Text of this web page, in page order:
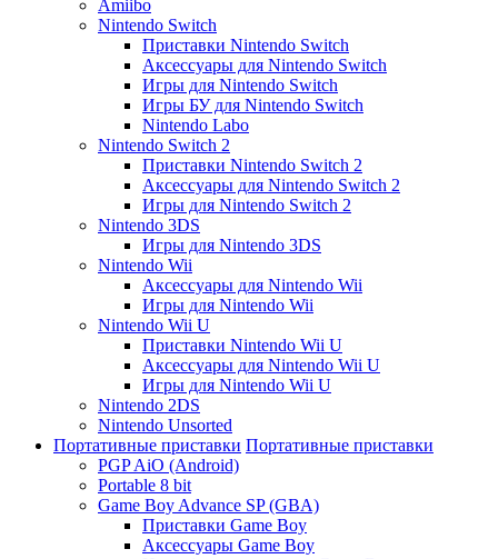
Amiibo
Nintendo Switch
Приставки Nintendo Switch
Аксессуары для Nintendo Switch
Игры для Nintendo Switch
Игры БУ для Nintendo Switch
Nintendo Labo
Nintendo Switch 2
Приставки Nintendo Switch 2
Аксессуары для Nintendo Switch 2
Игры для Nintendo Switch 2
Nintendo 3DS
Игры для Nintendo 3DS
Nintendo Wii
Аксессуары для Nintendo Wii
Игры для Nintendo Wii
Nintendo Wii U
Приставки Nintendo Wii U
Аксессуары для Nintendo Wii U
Игры для Nintendo Wii U
Nintendo 2DS
Nintendo Unsorted
Портативные приставки Портативные приставки
PGP AiO (Android)
Portable 8 bit
Game Boy Advance SP (GBA)
Приставки Game Boy
Аксессуары Game Boy